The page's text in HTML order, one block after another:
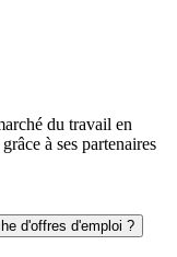
du travail en
à ses partenaires
d'offres d'emploi ?